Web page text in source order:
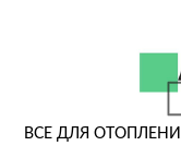
ВСЕ ДЛЯ